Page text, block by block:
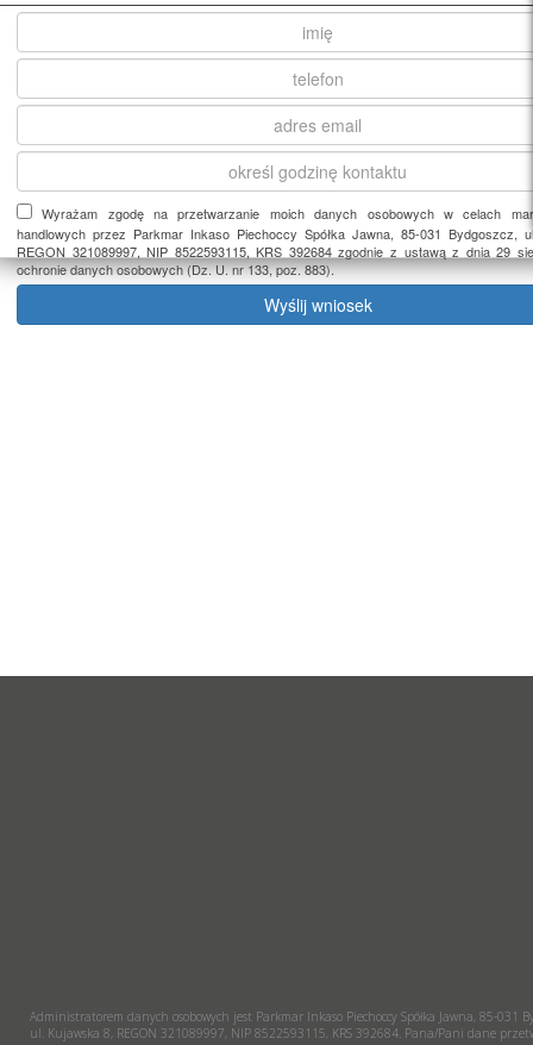
Wyrażam zgodę na przetwarzanie moich danych osobowych w celach
handlowych przez Parkmar Inkaso Piechoccy Spółka Jawna, 85-031 Bydgoszcz,
REGON 321089997, NIP 8522593115, KRS 392684 zgodnie z ustawą z dnia 29
ochronie danych osobowych (Dz. U. nr 133, poz. 883).
Administratorem danych osobowych jest Parkmar Inkaso Piechoccy Spółka Jawna, 85-031
ul. Kujawska 8, REGON 321089997, NIP 8522593115, KRS 392684. Pana/Pani dane